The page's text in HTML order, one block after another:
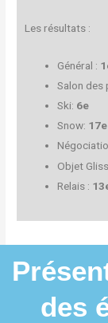
Les résultats :
Général :
Salon des
Ski: 6e
Snow: 17e
Objet
Relais :
des